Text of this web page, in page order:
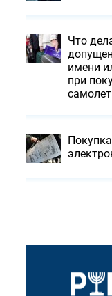
Что
имени
при
самолет